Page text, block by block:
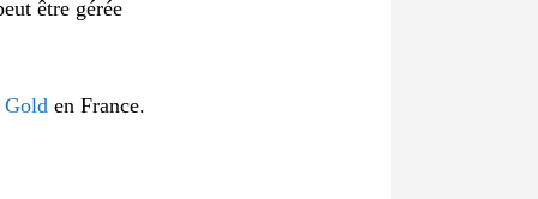
être gérée
Gold en France.